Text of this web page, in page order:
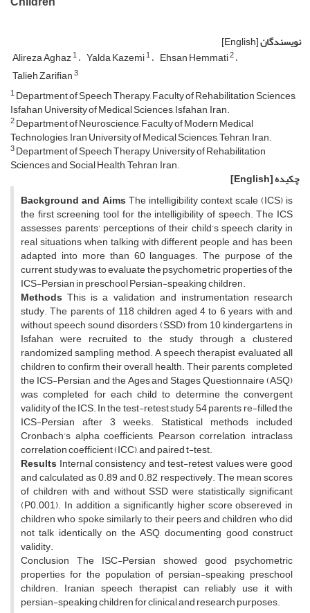
نویسندگان[English]
Alireza Aghaz1 Yalda Kazemi1 Ehsan Hemmati2
Talieh Zarifian3
1Department of Speech Therapy, Faculty of Rehabilitation Sciences,
Isfahan University of Medical Sciences, Isfahan, Iran.
2Department of Neuroscience, Faculty of Modern Medical
Technologies, Iran University of Medical Sciences, Tehran, Iran.
3Department of Speech Therapy, University of Rehabilitation
Sciences and Social Health, Tehran, Iran.
چکیده[English]
Background and AimsThe intelligibility context scale (ICS) is
the first screening tool for the intelligibility of speech. The ICS
assesses parents’ perceptions of their child’s speech clarity in
real situations when talking with different people and has been
adapted into more than 60 languages. The purpose of the
current study was to evaluate the psychometric properties of the
ICS-Persian in preschool Persian-speaking children.
Methods This is a validation and instrumentation research
study. The parents of 118 children aged 4 to 6 years with and
without speech sound disorders (SSD) from 10 kindergartens in
Isfahan were recruited to the study through a clustered
randomized sampling method. A speech therapist evaluated all
children to confirm their overall health. Their parents completed
the ICS-Persian, and the Ages and Stages Questionnaire (ASQ)
was completed for each child to determine the convergent
validity of the ICS. In the test-retest study, 54 parents re-filled the
ICS-Persian after 3 weeks. Statistical methods included
Cronbach’s alpha coefficients, Pearson correlation, intraclass
correlation coefficient (ICC), and paired t-test.
Results Internal consistency and test-retest values were good
and calculated as 0.89 and 0.82, respectively. The mean scores
of children with and without SSD were statistically significant
(P0.001). In addition, a significantly higher score obsereved in
children who spoke similarly to their peers and children who did
not talk identically on the ASQ, documenting good construct
validity.
Conclusion The ISC-Persian showed good psychometric
properties for the population of persian-speaking preschool
children. Iranian speech therapist can reliably use it with
persian-speaking children for clinical and research purposes.